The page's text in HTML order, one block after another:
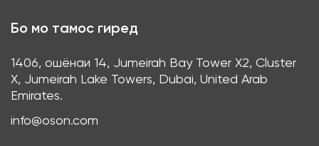
Бо мо тамос гиред
1406, ошёнаи 14, Jumeirah Bay Tower X2, Cluster
X, Jumeirah Lake Towers, Dubai, United Arab
Emirates.
info@oson.com